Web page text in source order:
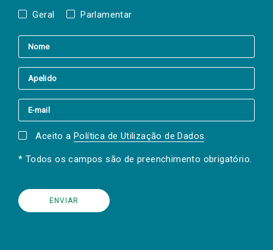
Geral Parlamentar
Aceito a Política de Utilização de Dados.
* Todos os campos são de preenchimento obrigatório.